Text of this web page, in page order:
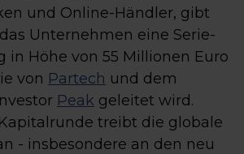
und Online-Händler, gibt
Unternehmen eine Serie-
in Höhe von 55 Millionen Euro
von Partech und dem
Peak geleitet wird.
treibt die globale
- insbesondere an den neu